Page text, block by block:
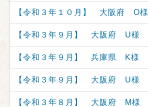
【令和３年１０月】 大阪府 O様
【令和３年９月】 大阪府 U様
【令和３年９月】 兵庫県 K様
【令和３年９月】 大阪府 U様
【令和３年８月】 大阪府 M様